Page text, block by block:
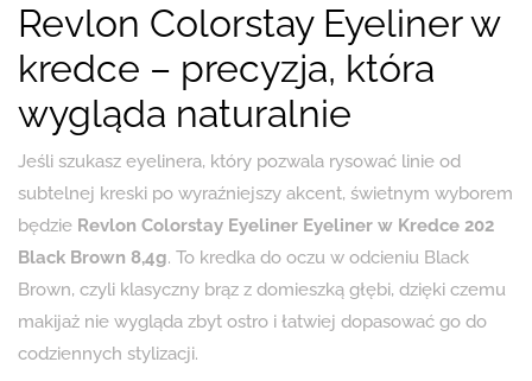
Revlon Colorstay Eyeliner w
kredce – precyzja, która
wygląda naturalnie
Jeśli szukasz eyelinera, który pozwala rysować linie od
subtelnej kreski po wyraźniejszy akcent, świetnym wyborem
będzie Revlon Colorstay Eyeliner Eyeliner w Kredce 202
Black Brown 8,4g. To kredka do oczu w odcieniu Black
Brown, czyli klasyczny brąz z domieszką głębi, dzięki czemu
makijaż nie wygląda zbyt ostro i łatwiej dopasować go do
codziennych stylizacji.